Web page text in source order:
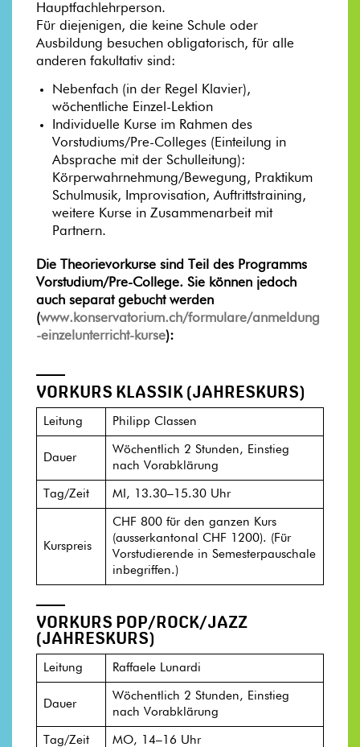
Hauptfachlehrperson.
Für diejenigen, die keine Schule oder
Ausbildung besuchen obligatorisch, für alle
anderen fakultativ sind:
Nebenfach (in der Regel Klavier),
wöchentliche Einzel-Lektion
Individuelle Kurse im Rahmen des
Vorstudiums/Pre-Colleges (Einteilung in
Absprache mit der Schulleitung):
Körperwahrnehmung/Bewegung, Praktikum
Schulmusik, Improvisation, Auftrittstraining,
weitere Kurse in Zusammenarbeit mit
Partnern.
Die Theorievorkurse sind Teil des Programms
Vorstudium/Pre-College. Sie können jedoch
auch separat gebucht werden
(www.konservatorium.ch/formulare/anmeldung
-einzelunterricht-kurse):
VORKURS KLASSIK (JAHRESKURS)
Leitung Philipp Classen
Dauer
Wöchentlich 2 Stunden, Einstieg
nach Vorabklärung
Tag/Zeit MI, 13.30–15.30 Uhr
Kurspreis
CHF 800 für den ganzen Kurs
(ausserkantonal CHF 1200). (Für
Vorstudierende in Semesterpauschale
inbegriffen.)
VORKURS POP/ROCK/JAZZ
(JAHRESKURS)
Leitung Raffaele Lunardi
Dauer
Wöchentlich 2 Stunden, Einstieg
nach Vorabklärung
Tag/Zeit MO, 14–16 Uhr